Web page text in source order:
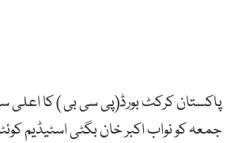
پاکستان کرکٹ بورڈ(پی سی بی ) کا اعلی
جمعہ کو نواب اکبر خان بگٹی اسٹیڈیم